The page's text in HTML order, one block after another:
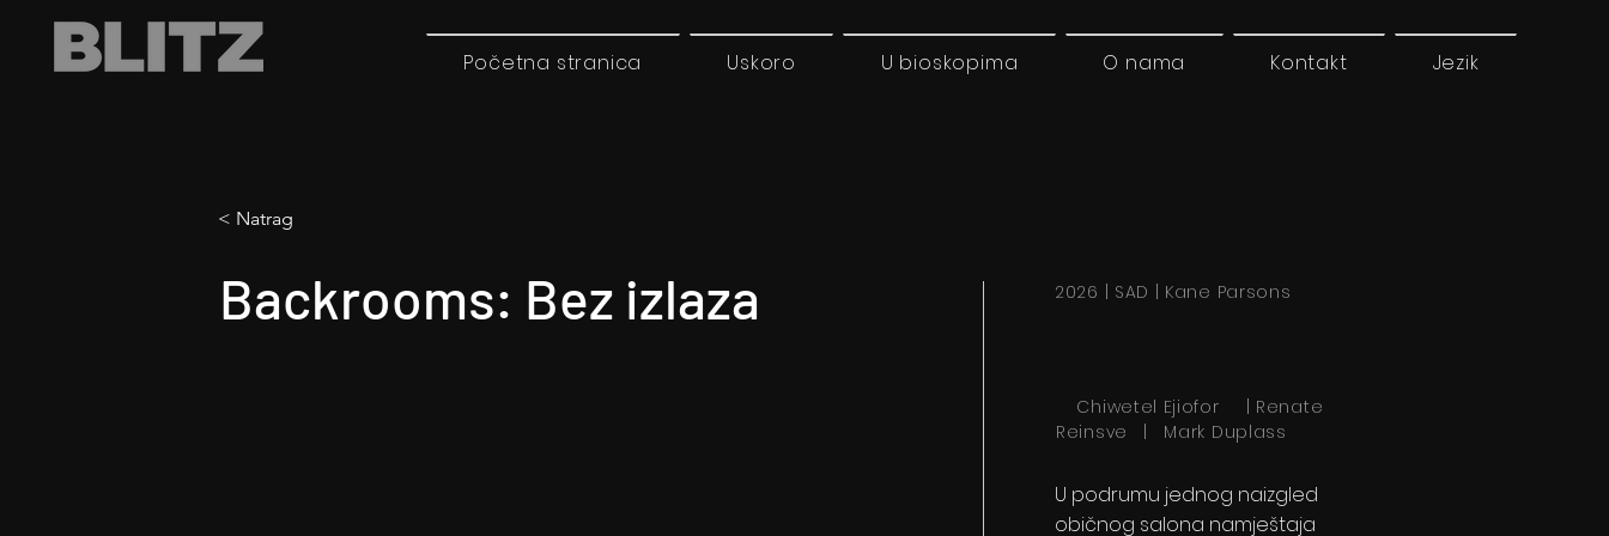
Početna stranica Uskoro U bioskopima O nama Kontakt Jezik
< Natrag
Backrooms: Bez izlaza 2026 | SAD | Kane Parsons
Chiwetel Ejiofor | Renate
Reinsve | Mark Duplass
U podrumu jednog naizgled
običnog salona namještaja